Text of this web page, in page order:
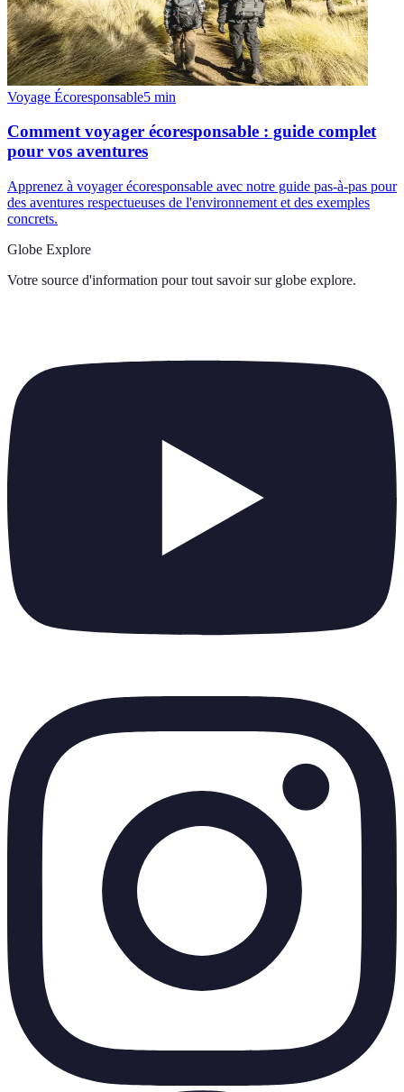
Voyage Écoresponsable5 min
Comment voyager écoresponsable : guide complet
pour vos aventures
Apprenez à voyager écoresponsable avec notre guide pas-à-pas pour
des aventures respectueuses de l'environnement et des exemples
concrets.
Globe Explore
Votre source d'information pour tout savoir sur globe explore.